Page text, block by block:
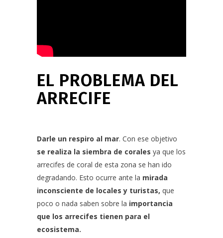
EL PROBLEMA DEL
ARRECIFE
Darle un respiro al mar. Con ese objetivo
se realiza la siembra de corales ya que los
arrecifes de coral de esta zona se han ido
degradando. Esto ocurre ante la mirada
inconsciente de locales y turistas, que
poco o nada saben sobre la importancia
que los arrecifes tienen para el
ecosistema.